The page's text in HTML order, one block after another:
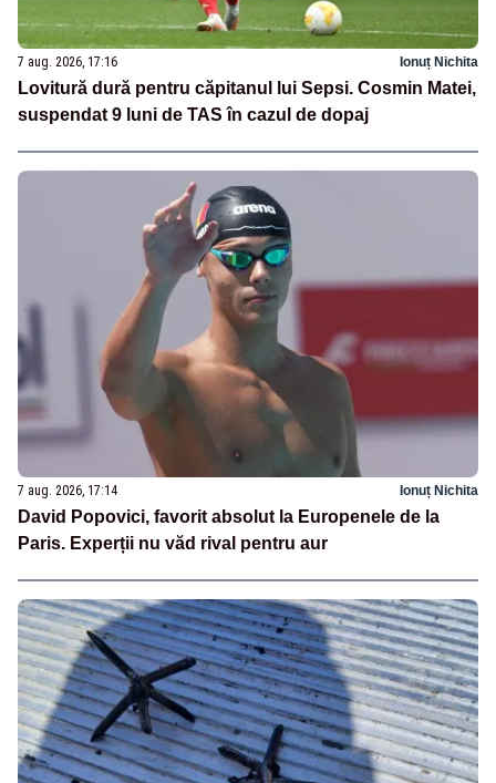
7 aug. 2026, 17:16 Ionuț Nichita
Lovitură dură pentru căpitanul lui Sepsi. Cosmin Matei,
suspendat 9 luni de TAS în cazul de dopaj
7 aug. 2026, 17:14 Ionuț Nichita
David Popovici, favorit absolut la Europenele de la
Paris. Experții nu văd rival pentru aur